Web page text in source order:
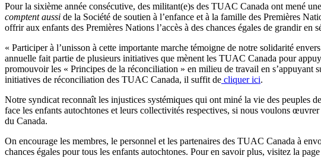
Pour la sixième année consécutive, des militant(e)s des TUAC Canada ont mené
comptent aussi de la Société de soutien à l’enfance et à la famille des Premières
offrir aux enfants des Premières Nations l’accès à des chances égales de grandir
« Participer à l’unisson à cette importante marche témoigne de notre solidarité
annuelle fait partie de plusieurs initiatives que mènent les TUAC Canada pour
promouvoir les « Principes de la réconciliation » en milieu de travail en s’appuyant
initiatives de réconciliation des TUAC Canada, il suffit de cliquer ici.
Notre syndicat reconnaît les injustices systémiques qui ont miné la vie des peuples
face les enfants autochtones et leurs collectivités respectives, si nous voulons
du Canada.
On encourage les membres, le personnel et les partenaires des TUAC Canada à
chances égales pour tous les enfants autochtones. Pour en savoir plus, visitez la